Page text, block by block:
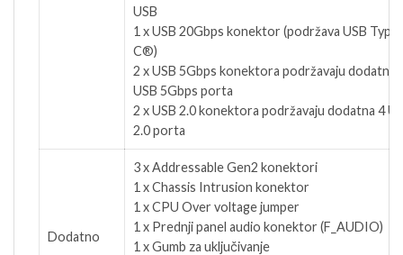
USB
1 x USB 20Gbps konektor (podržava USB Type-
C®)
2 x USB 5Gbps konektora podržavaju dodatna
USB 5Gbps porta
2 x USB 2.0 konektora podržavaju dodatna 4
2.0 porta
Dodatno
3 x Addressable Gen2 konektori
1 x Chassis Intrusion konektor
1 x CPU Over voltage jumper
1 x Prednji panel audio konektor (F_AUDIO)
1 x Gumb za uključivanje